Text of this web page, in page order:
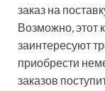
заказ на
Возможно, этот
заинтересуют
приобрести
заказов